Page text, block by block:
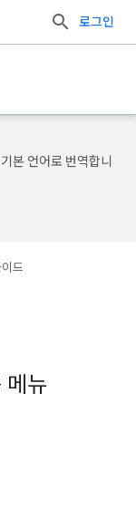
로그인
본 언어로 번역합니
드
뉴